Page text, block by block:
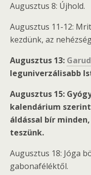
Augusztus 8: Újhold.
Augusztus 11-12:
kezdünk, az
Augusztus 13:
leguniverzálisabb
Augusztus 15:
kalendárium
áldással bír
teszünk.
Augusztus 18: Jóga
gabonaféléktől.